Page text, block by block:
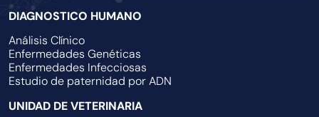
DIAGNOSTICO HUMANO
Análisis Clínico
Enfermedades Genéticas
Enfermedades Infecciosas
Estudio de paternidad por ADN
UNIDAD DE VETERINARIA